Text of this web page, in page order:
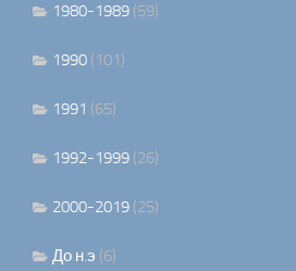
1980-1989 (59)
1990 (101)
1991 (65)
1992-1999 (26)
2000-2019 (25)
До н.э (6)